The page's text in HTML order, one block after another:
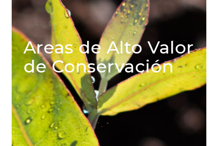
Areas de Alto Valor
de Conservación